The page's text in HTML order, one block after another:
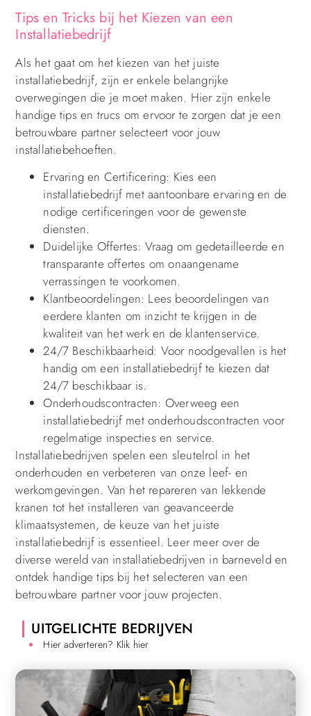
Tips en Tricks bij het Kiezen van een
Installatiebedrijf
Als het gaat om het kiezen van het juiste
installatiebedrijf, zijn er enkele belangrijke
overwegingen die je moet maken. Hier zijn enkele
handige tips en trucs om ervoor te zorgen dat je een
betrouwbare partner selecteert voor jouw
installatiebehoeften.
Ervaring en Certificering: Kies een
installatiebedrijf met aantoonbare ervaring en de
nodige certificeringen voor de gewenste
diensten.
Duidelijke Offertes: Vraag om gedetailleerde en
transparante offertes om onaangename
verrassingen te voorkomen.
Klantbeoordelingen: Lees beoordelingen van
eerdere klanten om inzicht te krijgen in de
kwaliteit van het werk en de klantenservice.
24/7 Beschikbaarheid: Voor noodgevallen is het
handig om een installatiebedrijf te kiezen dat
24/7 beschikbaar is.
Onderhoudscontracten: Overweeg een
installatiebedrijf met onderhoudscontracten voor
regelmatige inspecties en service.
Installatiebedrijven spelen een sleutelrol in het
onderhouden en verbeteren van onze leef- en
werkomgevingen. Van het repareren van lekkende
kranen tot het installeren van geavanceerde
klimaatsystemen, de keuze van het juiste
installatiebedrijf is essentieel. Leer meer over de
diverse wereld van installatiebedrijven in barneveld en
ontdek handige tips bij het selecteren van een
betrouwbare partner voor jouw projecten.
UITGELICHTE BEDRIJVEN
Hier adverteren? Klik hier